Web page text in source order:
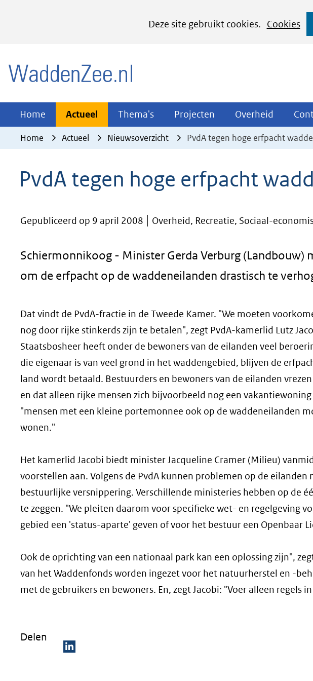
Deze site gebruikt cookies.
Cookies
het
cookies
website
worden
Home Actueel Actueel
Uitklappen
Thema's Thema's
Uitklappen
Projecten Projecten
Uitklappen
Overheid Overheid
Home Actueel Nieuwsoverzicht PvdA tegen hoge erfpacht
PvdA tegen hoge erfpacht
Gepubliceerd op 9 april 2008 Overheid, Recreatie, Sociaal-
Schiermonnikoog - Minister Gerda Verburg (Landbouw)
om de erfpacht op de waddeneilanden drastisch te
Dat vindt de PvdA-fractie in de Tweede Kamer. "We moeten
nog door rijke stinkerds zijn te betalen", zegt PvdA-kamerlid Lutz
Staatsbosheer heeft onder de bewoners van de eilanden veel
die eigenaar is van veel grond in het waddengebied, blijven de
land wordt betaald. Bestuurders en bewoners van de eilanden
en dat alleen rijke mensen zich bijvoorbeeld nog een
"mensen met een kleine portemonnee ook op de waddeneilanden
wonen."
Het kamerlid Jacobi biedt minister Jacqueline Cramer (Milieu)
voorstellen aan. Volgens de PvdA kunnen problemen op de
bestuurlijke versnippering. Verschillende ministeries hebben op de
te zeggen. "We pleiten daarom voor specifieke wet- en regelgeving
gebied een 'status-aparte' geven of voor het bestuur een Openbaar
Ook de oprichting van een nationaal park kan een oplossing zijn",
van het Waddenfonds worden ingezet voor het natuurherstel en -
met de gebruikers en bewoners. En, zegt Jacobi: "Voer alleen regels
Delen